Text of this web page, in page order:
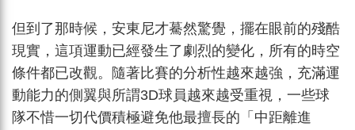
但到了那時候，安東尼才驀然驚覺，擺在眼前的殘酷
現實，這項運動已經發生了劇烈的變化，所有的時空
條件都已改觀。隨著比賽的分析性越來越強，充滿運
動能力的側翼與所謂3D球員越來越受重視，一些球
隊不惜一切代價積極避免他最擅長的「中距離進